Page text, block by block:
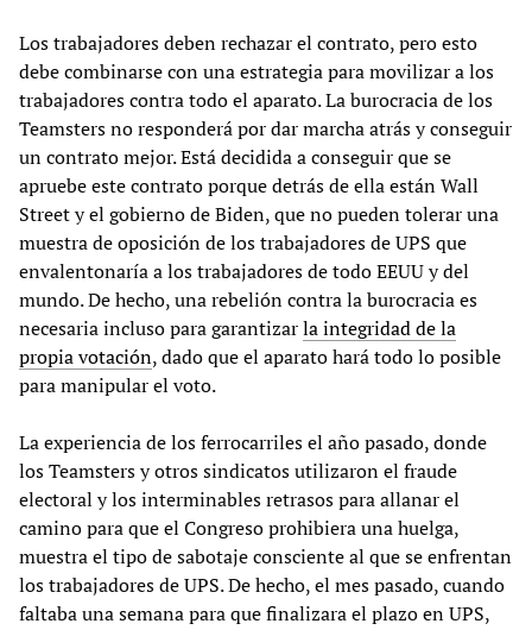
Los trabajadores deben rechazar el contrato, pero esto
debe combinarse con una estrategia para movilizar a los
trabajadores contra todo el aparato. La burocracia de los
Teamsters no responderá por dar marcha atrás y conseguir
un contrato mejor. Está decidida a conseguir que se
apruebe este contrato porque detrás de ella están Wall
Street y el gobierno de Biden, que no pueden tolerar una
muestra de oposición de los trabajadores de UPS que
envalentonaría a los trabajadores de todo EEUU y del
mundo. De hecho, una rebelión contra la burocracia es
necesaria incluso para garantizarla integridad de la
propia votación, dado que el aparato hará todo lo posible
para manipular el voto.
La experiencia de los ferrocarriles el año pasado, donde
los Teamsters y otros sindicatos utilizaron el fraude
electoral y los interminables retrasos para allanar el
camino para que el Congreso prohibiera una huelga,
muestra el tipo de sabotaje consciente al que se enfrentan
los trabajadores de UPS. De hecho, el mes pasado, cuando
faltaba una semana para que finalizara el plazo en UPS,